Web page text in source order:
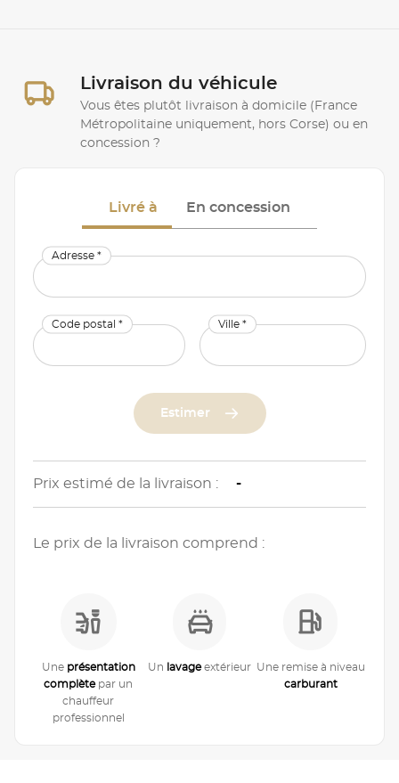
Livraison du véhicule
Vous êtes plutôt livraison à domicile (France
Métropolitaine uniquement, hors Corse) ou en
concession ?
Livré à En concession
Adresse *
Code postal * Ville *
Estimer
Prix estimé de la livraison : -
Le prix de la livraison comprend :
Une présentation
complètepar un
chauffeur
professionnel
Un lavageextérieur Une remise à niveau
carburant